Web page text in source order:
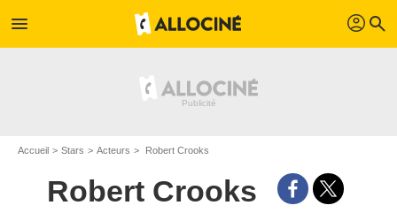
menu profil search
Accueil Stars Acteurs Robert Crooks
Robert Crooks